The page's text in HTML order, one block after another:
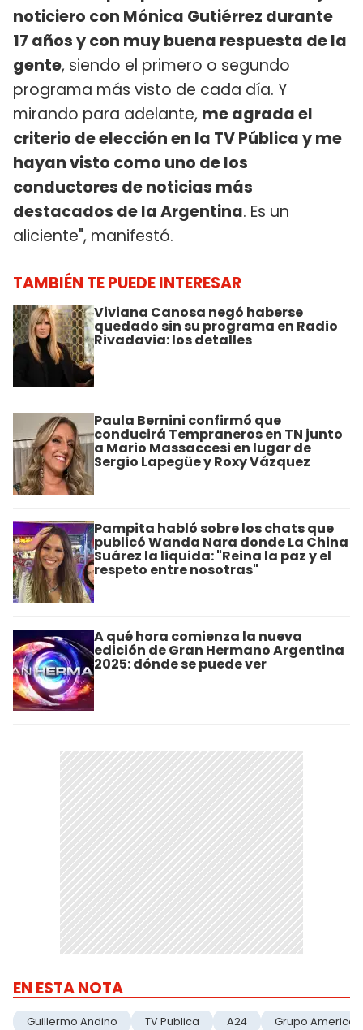
noticiero con Mónica Gutiérrez durante
17 años y con muy buena respuesta de la
gente, siendo el primero o segundo
programa más visto de cada día. Y
mirando para adelante, me agrada el
criterio de elección en la TV Pública y me
hayan visto como uno de los
conductores de noticias más
destacados de la Argentina. Es un
aliciente", manifestó.
TAMBIÉN TE PUEDE INTERESAR
Viviana Canosa negó haberse
quedado sin su programa en Radio
Rivadavia: los detalles
Paula Bernini confirmó que
conducirá Tempraneros en TN junto
a Mario Massaccesi en lugar de
Sergio Lapegüe y Roxy Vázquez
Pampita habló sobre los chats que
publicó Wanda Nara donde La China
Suárez la liquida: "Reina la paz y el
respeto entre nosotras"
A qué hora comienza la nueva
edición de Gran Hermano Argentina
2025: dónde se puede ver
EN ESTA NOTA
Guillermo Andino TV Publica A24 Grupo America